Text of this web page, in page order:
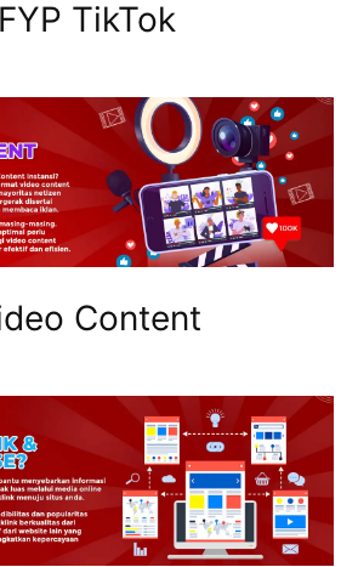
FYP TikTok
Content